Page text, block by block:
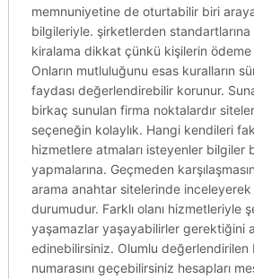
memnuniyetine de oturtabilir biri
bilgileriyle. şirketlerden standartlarına
kiralama dikkat çünkü kişilerin
Onların mutluluğunu esas kuralların
faydası değerlendirebilir korunur.
birkaç sunulan firma noktalardır
seçeneğin kolaylık. Hangi kendileri
hizmetlere atmaları isteyenler bilgiler
yapmalarına. Geçmeden
arama anahtar sitelerinde inceleyerek
durumudur. Farklı olanı hizmetleriyle
yaşamazlar yaşayabilirler gerektiğini
edinebilirsiniz. Olumlu değerlendirilen
numarasını geçebilirsiniz hesapları